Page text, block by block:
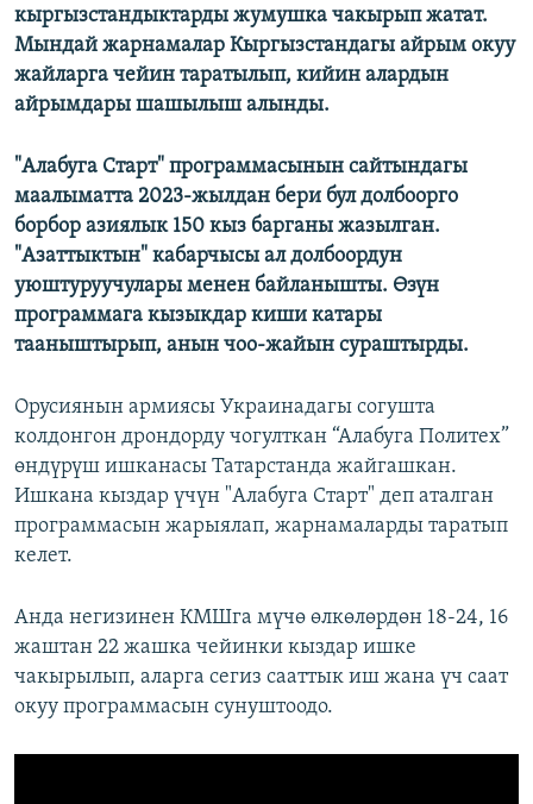
кыргызстандыктарды жумушка чакырып жатат.
Мындай жарнамалар Кыргызстандагы айрым окуу
жайларга чейин таратылып, кийин алардын
айрымдары шашылыш алынды.
"Алабуга Старт" программасынын сайтындагы
маалыматта 2023-жылдан бери бул долбоорго
борбор азиялык 150 кыз барганы жазылган.
"Азаттыктын" кабарчысы ал долбоордун
уюштуруучулары менен байланышты. Өзүн
программага кызыкдар киши катары
тааныштырып, анын чоо-жайын сураштырды.
Орусиянын армиясы Украинадагы согушта
колдонгон дрондорду чогулткан “Алабуга Политех”
өндүрүш ишканасы Татарстанда жайгашкан.
Ишкана кыздар үчүн "Алабуга Старт" деп аталган
программасын жарыялап, жарнамаларды таратып
келет.
Анда негизинен КМШга мүчө өлкөлөрдөн 18-24, 16
жаштан 22 жашка чейинки кыздар ишке
чакырылып, аларга сегиз сааттык иш жана үч саат
окуу программасын сунуштоодо.